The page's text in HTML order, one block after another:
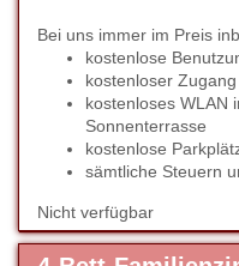
Bei uns immer im Preis
kostenlose
kostenloser
kostenloses WLAN
Sonnenterrasse
kostenlose
sämtliche Steuern
Nicht verfügbar